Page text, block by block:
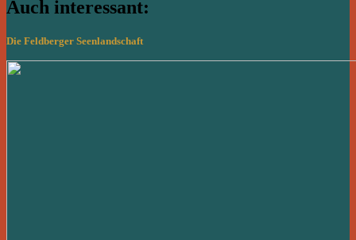
Auch interessant:
Die Feldberger Seenlandschaft